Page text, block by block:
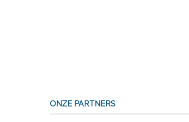
ONZE PARTNERS